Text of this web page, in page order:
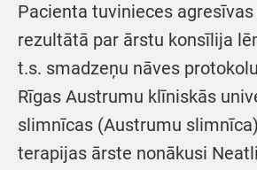
Pacienta tuvinieces
rezultātā par ārstu konsīlija
t.s. smadzeņu nāves
Rīgas Austrumu klīniskās
slimnīcas (Austrumu
terapijas ārste nonākusi